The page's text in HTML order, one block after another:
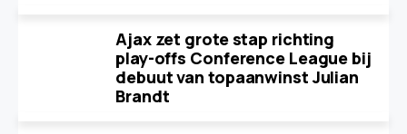
Ajax zet grote stap richting
play-offs Conference League bij
debuut van topaanwinst Julian
Brandt